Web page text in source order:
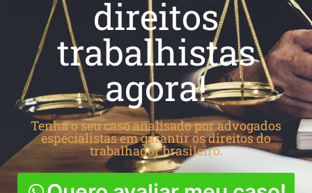
direitos
trabalhistas
agora!
Tenha o seu caso analisado por advogados
especialistas em garantir os direitos do
trabalhador brasileiro.